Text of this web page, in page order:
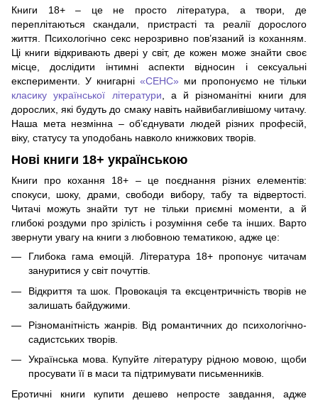
Книги 18+ – це не просто література, а твори, де
переплітаються скандали, пристрасті та реалії дорослого
життя. Психологічно секс нерозривно пов’язаний із коханням.
Ці книги відкривають двері у світ, де кожен може знайти своє
місце, дослідити інтимні аспекти відносин і сексуальні
експерименти. У книгарні «СЕНС» ми пропонуємо не тільки
класику української літератури , а й різноманітні книги для
дорослих, які будуть до смаку навіть найвибагливішому читачу.
Наша мета незмінна – об’єднувати людей різних професій,
віку, статусу та уподобань навколо книжкових творів.
Нові книги 18+ українською
Книги про кохання 18+ – це поєднання різних елементів:
спокуси, шоку, драми, свободи вибору, табу та відвертості.
Читачі можуть знайти тут не тільки приємні моменти, а й
глибокі роздуми про зрілість і розуміння себе та інших. Варто
звернути увагу на книги з любовною тематикою, адже це:
Глибока гама емоцій. Література 18+ пропонує читачам
зануритися у світ почуттів.
Відкриття та шок. Провокація та ексцентричність творів не
залишать байдужими.
Різноманітність жанрів. Від романтичних до психологічно-
садистських творів.
Українська мова. Купуйте літературу рідною мовою, щоби
просувати її в маси та підтримувати письменників.
Еротичні книги купити дешево непросте завдання, адже